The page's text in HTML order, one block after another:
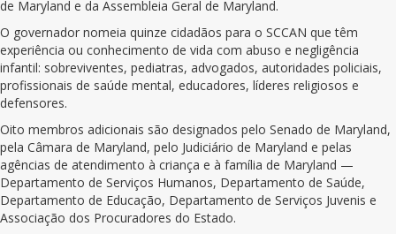
de Maryland e da Assembleia Geral de Maryland.
O governador nomeia quinze cidadãos para o SCCAN que têm
experiência ou conhecimento de vida com abuso e negligência
infantil: sobreviventes, pediatras, advogados, autoridades policiais,
profissionais de saúde mental, educadores, líderes religiosos e
defensores.
Oito membros adicionais são designados pelo Senado de Maryland,
pela Câmara de Maryland, pelo Judiciário de Maryland e pelas
agências de atendimento à criança e à família de Maryland —
Departamento de Serviços Humanos, Departamento de Saúde,
Departamento de Educação, Departamento de Serviços Juvenis e
Associação dos Procuradores do Estado.